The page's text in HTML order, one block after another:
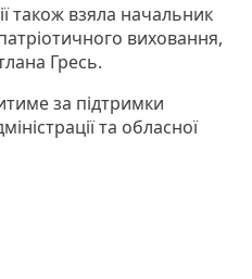
також взяла начальник
виховання,
Гресь.
за підтримки
та обласної